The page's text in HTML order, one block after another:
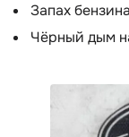
Запах
Чёрный дым